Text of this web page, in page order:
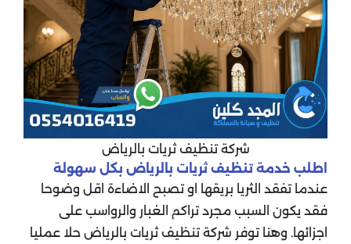
شركة تنظيف ثريات بالرياض
اطلب خدمة تنظيف ثريات بالرياض بكل سهولة
عندما تفقد الثريا بريقها او تصبح الاضاءة اقل وضوحا
فقد يكون السبب مجرد تراكم الغبار والرواسب على
اجزائها. وهنا توفر شركة تنظيف ثريات بالرياض حلا عمليا